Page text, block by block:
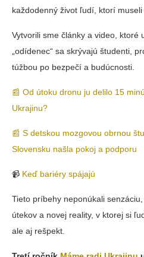
každodenný život ľudí, ktorí
Vytvorili sme články a video, ktoré
„odídenec“ sa skrývajú študenti,
túžbou po bezpečí a budúcnosti.
📰 Od útoku dronu ju delilo 15
Ukrajinu?
📰 S detskou mozgovou obrnou
Slovensku našla pokoj a podporu
📹 Keď bariéry spájajú
Tieto príbehy neponúkali
útekov a novej reality, v ktorej si
ale aj rešpekt.